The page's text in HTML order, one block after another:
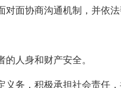
面协商沟通机制，并依法
人身和财产安全。
务，积极承担社会责任，